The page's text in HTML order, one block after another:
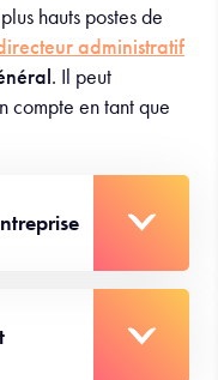
hauts postes de
administratif
. Il peut
compte en tant que